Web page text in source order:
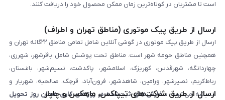
است تا مشتریان در کوتاه‌ترین زمان ممکن محصول خود را دریافت کنند.
ارسال از طریق پیک موتوری (مناطق تهران و اطراف)
ارسال از طریق پیک موتوری در گوشی آنلاین شامل تمامی مناطق ۲۲گانه تهران و
همچنین مناطق حومه شهر است. مناطق تحت پوشش شامل باقرشهر، شهرری،
چهاردانگه، شهرقدس، کهریزک، اسلامشهر، پاکدشت، نسیم‌شهر، باغستان،
رباط‌کریم، نصیرشهر، ورامین، شاهدشهر، فرون‌آباد، قرچک، صالحیه، شهریار و
اندیشه می‌شود. سفارش‌های ثبت‌شده در روزهای کاری همان روز تحویل
ارسال از طریق شرکت‌های تیپاکس، ماهکس و چاپار